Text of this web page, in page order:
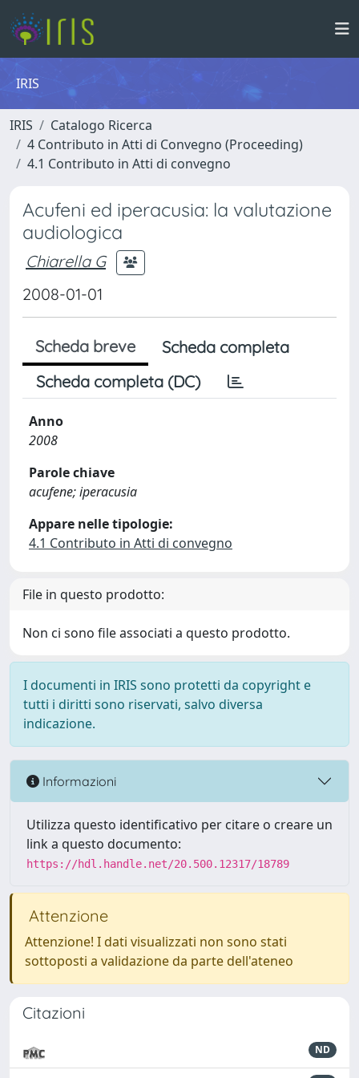
IRIS
IRIS
Catalogo Ricerca
4 Contributo in Atti di Convegno (Proceeding)
4.1 Contributo in Atti di convegno
Acufeni ed iperacusia: la valutazione
audiologica
Chiarella G
2008-01-01
Scheda breve
Scheda completa
Scheda completa (DC)
Anno
2008
Parole chiave
acufene; iperacusia
Appare nelle tipologie:
4.1 Contributo in Atti di convegno
File in questo prodotto:
Non ci sono file associati a questo prodotto.
I documenti in IRIS sono protetti da copyright e
tutti i diritti sono riservati, salvo diversa
indicazione.
Informazioni
Utilizza questo identificativo per citare o creare un
link a questo documento:
https://hdl.handle.net/20.500.12317/18789
Attenzione
Attenzione! I dati visualizzati non sono stati
sottoposti a validazione da parte dell'ateneo
Citazioni
ND